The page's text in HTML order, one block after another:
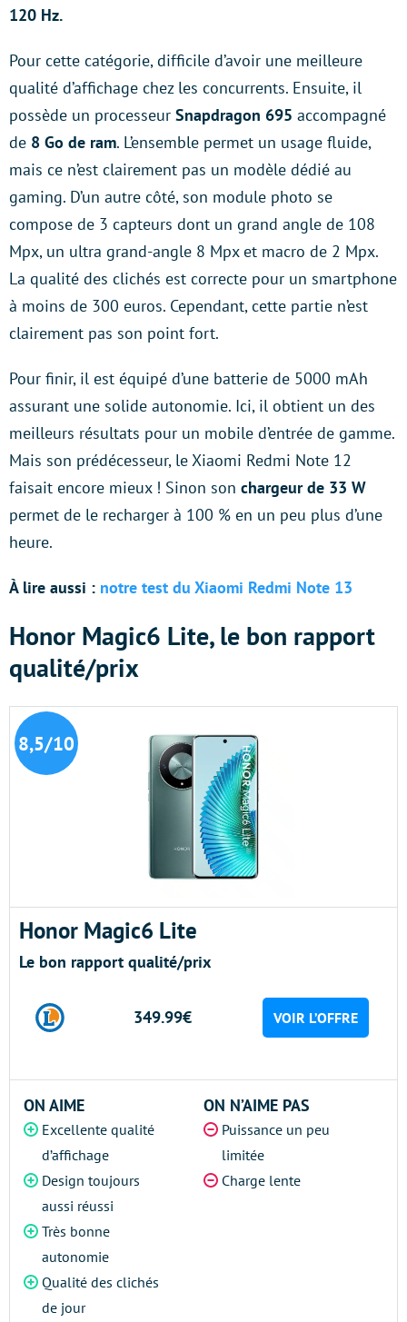
120 Hz.
Pour cette catégorie, difficile d’avoir une meilleure
qualité d’affichage chez les concurrents. Ensuite, il
possède un processeur Snapdragon 695 accompagné
de 8 Go de ram. L’ensemble permet un usage fluide,
mais ce n’est clairement pas un modèle dédié au
gaming. D’un autre côté, son module photo se
compose de 3 capteurs dont un grand angle de 108
Mpx, un ultra grand-angle 8 Mpx et macro de 2 Mpx.
La qualité des clichés est correcte pour un smartphone
à moins de 300 euros. Cependant, cette partie n’est
clairement pas son point fort.
Pour finir, il est équipé d’une batterie de 5000 mAh
assurant une solide autonomie. Ici, il obtient un des
meilleurs résultats pour un mobile d’entrée de gamme.
Mais son prédécesseur, le Xiaomi Redmi Note 12
faisait encore mieux ! Sinon son chargeur de 33 W
permet de le recharger à 100 % en un peu plus d’une
heure.
À lire aussi : notre test du Xiaomi Redmi Note 13
Honor Magic6 Lite, le bon rapport
qualité/prix
8,5/10
Honor Magic6 Lite
Le bon rapport qualité/prix
349.99€ VOIR L’OFFRE
ON AIME
Excellente qualité
d’affichage
Design toujours
aussi réussi
Très bonne
autonomie
Qualité des clichés
de jour
ON N’AIME PAS
Puissance un peu
limitée
Charge lente